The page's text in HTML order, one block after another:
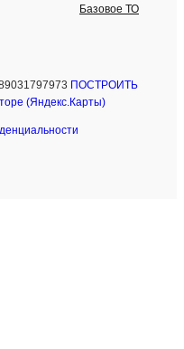
Базовое ТО
ПОСТРОИТЬ
(Яндекс.Карты)